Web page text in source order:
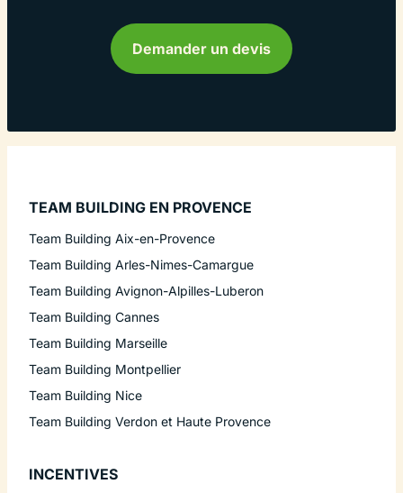
Demander un devis
TEAM BUILDING EN PROVENCE
Team Building Aix-en-Provence
Team Building Arles-Nimes-Camargue
Team Building Avignon-Alpilles-Luberon
Team Building Cannes
Team Building Marseille
Team Building Montpellier
Team Building Nice
Team Building Verdon et Haute Provence
INCENTIVES